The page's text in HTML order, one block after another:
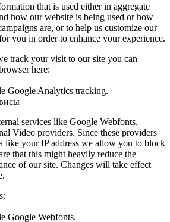
that is used either in aggregate
how our website is being used or how
are, or to help us customize our
you in order to enhance your experience.
track your visit to our site you can
here:
Google Analytics tracking.
services like Google Webfonts,
Video providers. Since these providers
like your IP address we allow you to block
that this might heavily reduce the
of our site. Changes will take effect
Google Webfonts.